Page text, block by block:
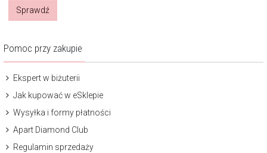
Sprawdź
Pomoc przy zakupie
Ekspert w biżuterii
Jak kupować w eSklepie
Wysyłka i formy płatności
Apart Diamond Club
Regulamin sprzedaży